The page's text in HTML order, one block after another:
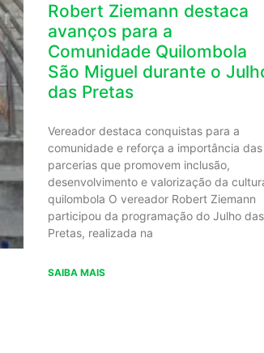
Robert Ziemann destaca
avanços para a
Comunidade Quilombola
São Miguel durante o
das Pretas
Vereador destaca conquistas para a
comunidade e reforça a importância das
parcerias que promovem inclusão,
desenvolvimento e valorização da
quilombola O vereador Robert Ziemann
participou da programação do Julho das
Pretas, realizada na
SAIBA MAIS